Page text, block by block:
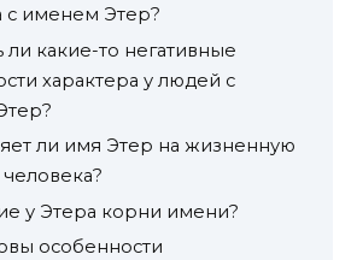
с именем Этер?
ли какие-то негативные
характера у людей с
ли имя Этер на жизненную
у Этера корни имени?
особенности